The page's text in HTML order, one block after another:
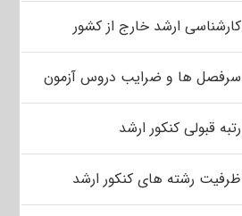
کارشناسی ارشد خارج از کشور
سرفصل ها و ضرایب دروس آزمون
رتبه قبولی کنکور ارشد
ظرفیت رشته های کنکور ارشد